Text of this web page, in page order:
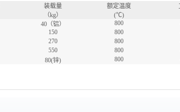
装载量
（kg）
额定温度
(℃)
40（铝） 800
150 800
270 800
550 800
80(锌) 800